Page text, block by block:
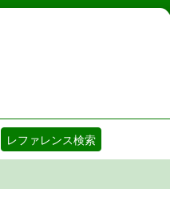
システム
レファレンス検索